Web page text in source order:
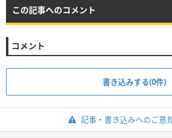
この記事へのコメント
コメント
書き込みする(0件)
記事・書き込みへのご意